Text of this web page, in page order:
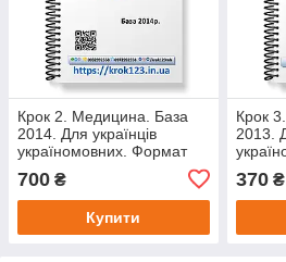
Крок 2. Медицина. База
2014. Для українців
україномовних. Формат
700 ₴
Купити
Крок
2013.
370₴